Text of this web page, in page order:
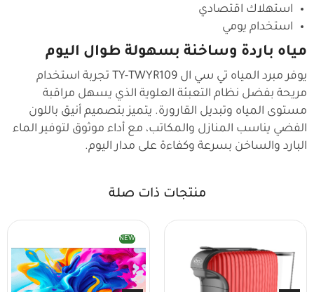
استهلاك اقتصادي
استخدام يومي
مياه باردة وساخنة بسهولة طوال اليوم
يوفر مبرد المياه تي سي ال TY-TWYR109 تجربة استخدام
مريحة بفضل نظام التعبئة العلوية الذي يسهل مراقبة
مستوى المياه وتبديل القارورة. يتميز بتصميم أنيق باللون
الفضي يناسب المنازل والمكاتب، مع أداء موثوق لتوفير الماء
البارد والساخن بسرعة وكفاءة على مدار اليوم.
منتجات ذات صلة
NEW